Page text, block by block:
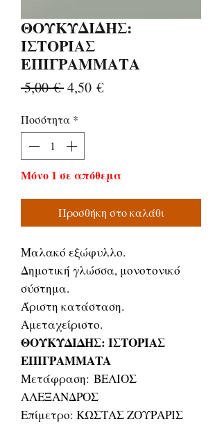
ΘΟΥΚΥΔΙΔΗΣ:
ΙΣΤΟΡΙΑΣ
ΕΠΙΓΡΑΜΜΑΤΑ
5,00 € Κανονική
4,50 €Τιμή
Ποσότητα *
Μόνο 1 σε απόθεμα
Προσθήκη στο καλάθι
Μαλακό εξώφυλλο.
Δημοτική γλώσσα, μονοτονικό
σύστημα.
Άριστη κατάσταση.
Αμεταχείριστο.
ΘΟΥΚΥΔΙΔΗΣ: ΙΣΤΟΡΙΑΣ
ΕΠΙΓΡΑΜΜΑΤΑ
Μετάφραση: ΒΕΛΙΟΣ
ΑΛΕΞΑΝΔΡΟΣ
Επίμετρο: ΚΩΣΤΑΣ ΖΟΥΡΑΡΙΣ